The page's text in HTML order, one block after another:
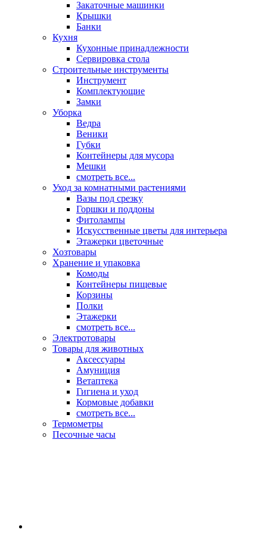
Закаточные машинки
Крышки
Банки
Кухня
Кухонные принадлежности
Сервировка стола
Строительные инструменты
Инструмент
Комплектующие
Замки
Уборка
Ведра
Веники
Губки
Контейнеры для мусора
Мешки
смотреть все...
Уход за комнатными растениями
Вазы под срезку
Горшки и поддоны
Фитолампы
Искусственные цветы для интерьера
Этажерки цветочные
Хозтовары
Хранение и упаковка
Комоды
Контейнеры пищевые
Корзины
Полки
Этажерки
смотреть все...
Электротовары
Товары для животных
Аксессуары
Амуниция
Ветаптека
Гигиена и уход
Кормовые добавки
смотреть все...
Термометры
Песочные часы